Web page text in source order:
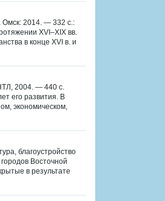
Омск: 2014. — 332 с.:
XVI–XIX вв.
в конце XVI в. и
2004. — 440 с.
его развития. В
экономическом,
благоустройство
Восточной
в результате